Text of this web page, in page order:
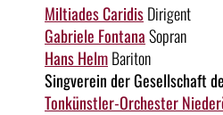
Miltiades CaridisDirigent
Gabriele FontanaSopran
Hans HelmBariton
Singverein der Gesellschaft
Tonkünstler-Orchester